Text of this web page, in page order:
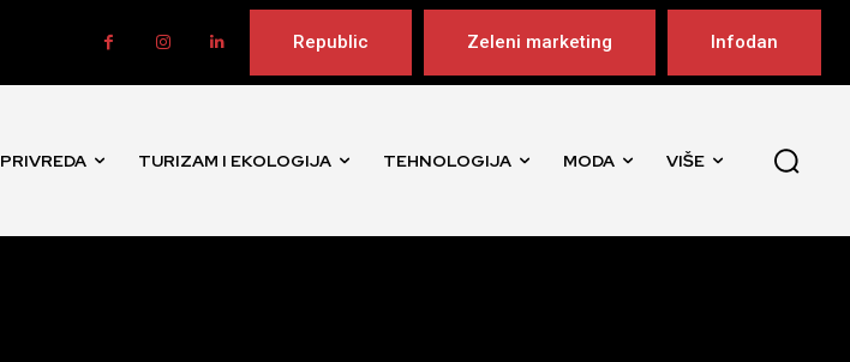
Republic Zeleni marketing Infodan
PRIVREDA TURIZAM I EKOLOGIJA TEHNOLOGIJA MODA VIŠE